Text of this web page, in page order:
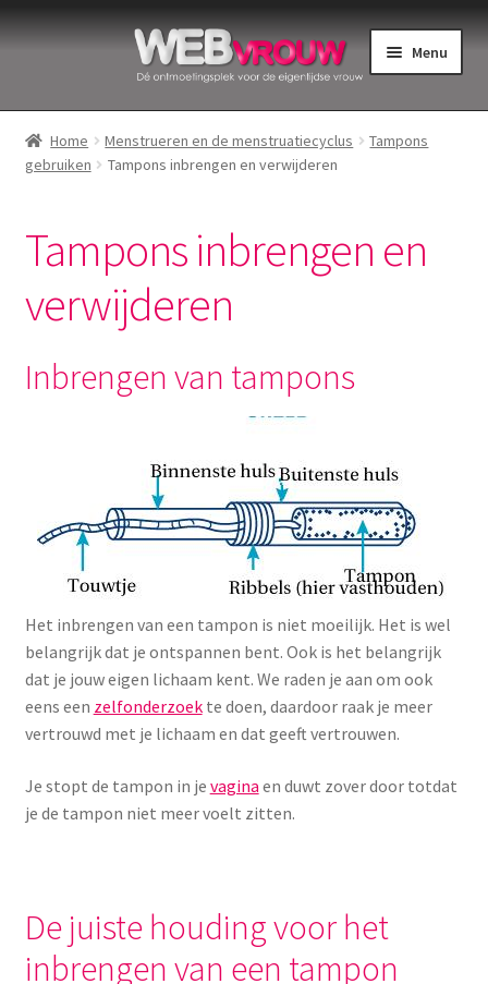
Ga
Ga
Menu
Home
Bekkenbodemspieren
Menstruatiedisks
Menstruatieondergoed
Menstruatiesponsjes
Seksualiteit
Tampons
Stimulatie, vibrators
Verzorgingsproducten
Wasbaar maandverband
Oefenbroekjes – zindelijkheidstraining
Yoni eggs
Home Menstrueren en de menstruatiecyclus
Tampons
gebruiken
Tampons inbrengen en verwijderen
Tampons inbrengen en
verwijderen
Inbrengen van tampons
Het inbrengen van een tampon is niet moeilijk. Het is wel
belangrijk dat je ontspannen bent. Ook is het belangrijk
dat je jouw eigen lichaam kent. We raden je aan om ook
eens een zelfonderzoekte doen, daardoor raak je meer
vertrouwd met je lichaam en dat geeft vertrouwen.
Je stopt de tampon in je vagina en duwt zover door totdat
je de tampon niet meer voelt zitten.
De juiste houding voor het
inbrengen van een tampon